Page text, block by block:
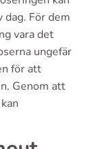
För dem
vara det
ungefär
för att
Genom att